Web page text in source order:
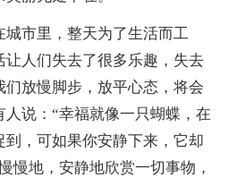
市里，整天为了生活而工
人们失去了很多乐趣，失去
放慢脚步，放平心态，将会
说：“幸福就像一只蝴蝶，在
，可如果你安静下来，它却
慢地，安静地欣赏一切事物，